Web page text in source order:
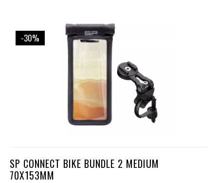
-30%
SP CONNECT BIKE BUNDLE 2 MEDIUM
70X153MM